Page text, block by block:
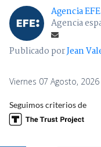
Agencia EFE
Agencia
Publicado porJean
Viernes 07 Agosto,
Seguimos criterios de